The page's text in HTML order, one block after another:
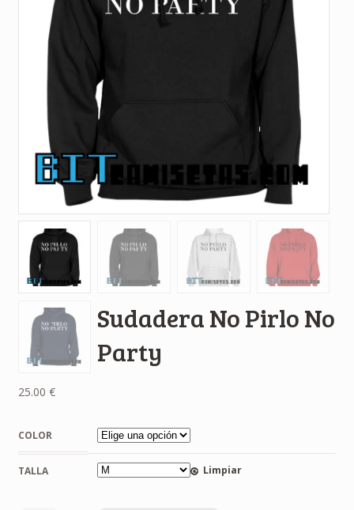
Sudadera No Pirlo No
Party
25.00 €
COLOR
TALLA Limpiar